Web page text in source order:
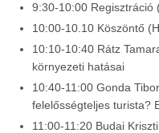
9:30-10:00
10:00-10.10 Köszöntő
10:10-10:40 Rátz
környezeti hatásai
10:40-11:00 Gonda
felelősségteljes turista?
11:00-11:20 Budai